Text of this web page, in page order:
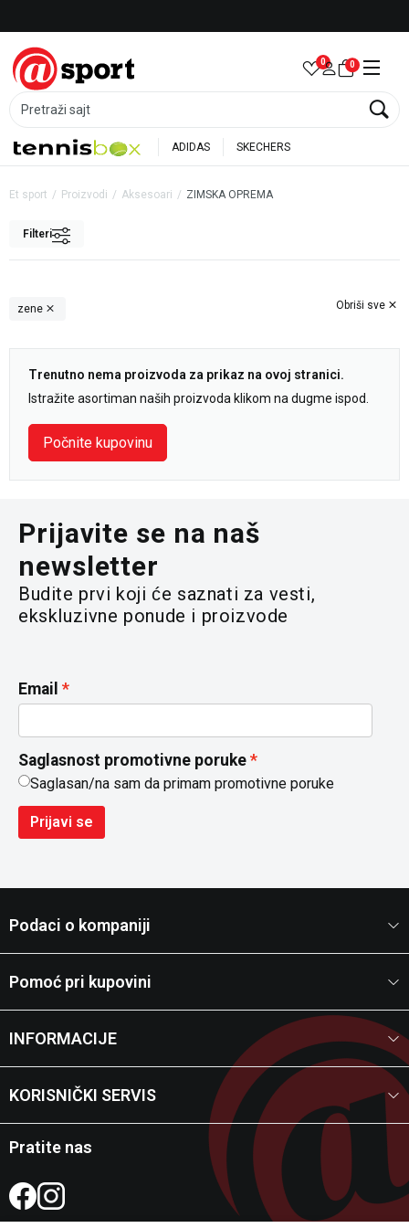
Pretraži sajt
0 0
ADIDAS SKECHERS
Et sport Proizvodi Aksesoari ZIMSKA OPREMA
Filteri
zene Obriši sve
Trenutno nema proizvoda za prikaz na ovoj stranici.
Istražite asortiman naših proizvoda klikom na dugme ispod.
Počnite kupovinu
Prijavite se na naš
newsletter
Budite prvi koji će saznati za vesti,
ekskluzivne ponude i proizvode
Email
Saglasnost promotivne poruke
Saglasan/na sam da primam promotivne poruke
Prijavi se
Podaci o kompaniji
Pomoć pri kupovini
INFORMACIJE
KORISNIČKI SERVIS
Pratite nas